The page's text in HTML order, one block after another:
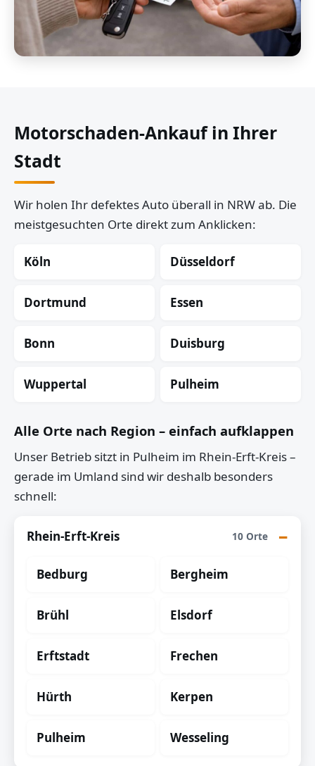
Motorschaden-Ankauf in Ihrer
Stadt
Wir holen Ihr defektes Auto überall in NRW ab. Die
meistgesuchten Orte direkt zum Anklicken:
Köln Düsseldorf
Dortmund Essen
Bonn Duisburg
Wuppertal Pulheim
Alle Orte nach Region – einfach aufklappen
Unser Betrieb sitzt in Pulheim im Rhein-Erft-Kreis –
gerade im Umland sind wir deshalb besonders
schnell:
Rhein-Erft-Kreis 10 Orte
Bedburg Bergheim
Brühl Elsdorf
Erftstadt Frechen
Hürth Kerpen
Pulheim Wesseling